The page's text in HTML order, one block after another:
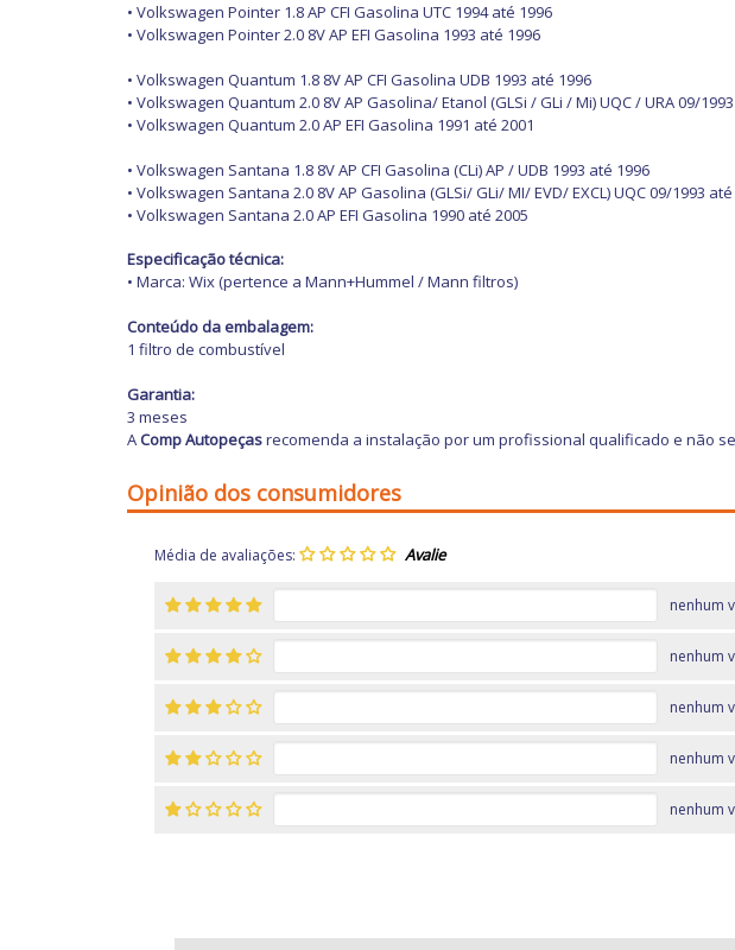
• Volkswagen Pointer 1.8 AP CFI Gasolina UTC 1994 até 1996
• Volkswagen Pointer 2.0 8V AP EFI Gasolina 1993 até 1996
• Volkswagen Quantum 1.8 8V AP CFI Gasolina UDB 1993 até 1996
• Volkswagen Quantum 2.0 8V AP Gasolina/ Etanol (GLSi / GLi / Mi) UQC / URA 09/
• Volkswagen Quantum 2.0 AP EFI Gasolina 1991 até 2001
• Volkswagen Santana 1.8 8V AP CFI Gasolina (CLi) AP / UDB 1993 até 1996
• Volkswagen Santana 2.0 8V AP Gasolina (GLSi/ GLi/ MI/ EVD/ EXCL) UQC 09/1993
• Volkswagen Santana 2.0 AP EFI Gasolina 1990 até 2005
Especificação técnica:
• Marca: Wix (pertence a Mann+Hummel / Mann filtros)
Conteúdo da embalagem:
1 filtro de combustível
Garantia:
3 meses
AComp Autopeçasrecomenda a instalação por um profissional qualificado e não
Opinião dos consumidores
Média de avaliações:
nenhum
nenhum
nenhum
nenhum
nenhum